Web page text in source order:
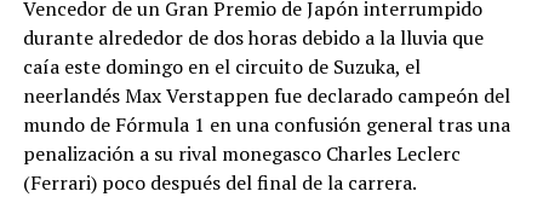
Vencedor de un Gran Premio de Japón interrumpido
durante alrededor de dos horas debido a la lluvia que
caía este domingo en el circuito de Suzuka, el
neerlandés Max Verstappen fue declarado campeón del
mundo de Fórmula 1 en una confusión general tras una
penalización a su rival monegasco Charles Leclerc
(Ferrari) poco después del final de la carrera.